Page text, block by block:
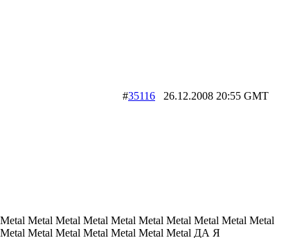
#35116 26.12.2008 20:55 GMT
Metal Metal Metal Metal Metal Metal Metal Metal Metal
Metal Metal Metal Metal Metal Metal ДА Я